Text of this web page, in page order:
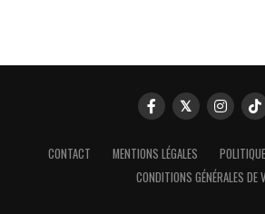
CONTACT MENTIONS LÉGALES
CONDITIONS GÉNÉRALES DE